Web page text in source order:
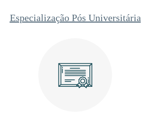
Especialização Pós Universitária